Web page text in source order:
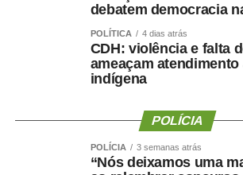
COMENTE ABAIXO:
WhatsApp
Facebook
Twitter
debatem democracia
POLÍTICA 4 dias atrás
CDH: violência e falta
ameaçam atendimento
indígena
POLÍCIA
POLÍCIA 3 semanas atrás
“Nós deixamos uma